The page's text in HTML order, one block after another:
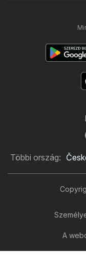
Többi ország:
A